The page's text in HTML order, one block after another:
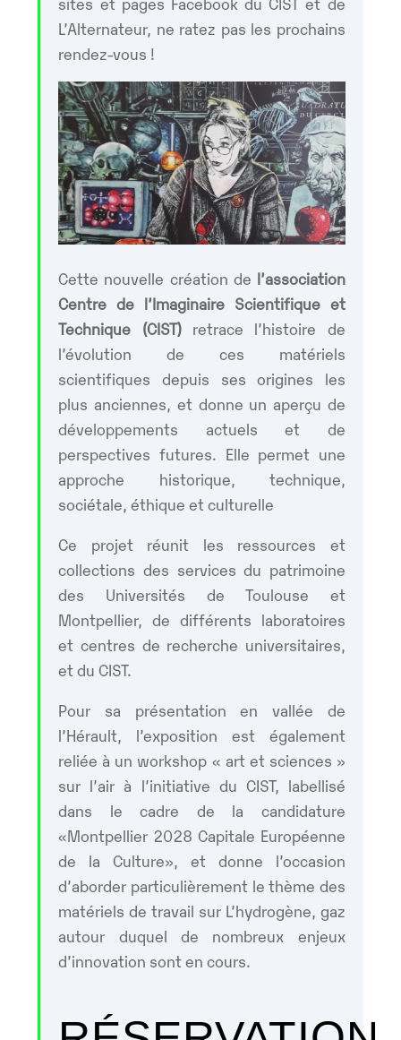
L’Alternateur, ne ratez pas les prochains
rendez-vous !
Cette nouvelle création de l’association
Centre de l’Imaginaire Scientifique et
Technique (CIST)retrace l’histoire de
l’évolution de ces matériels
scientifiques depuis ses origines les
plus anciennes, et donne un aperçu de
développements actuels et de
perspectives futures. Elle permet une
approche historique, technique,
sociétale, éthique et culturelle
Ce projet réunit les ressources et
collections des services du patrimoine
des Universités de Toulouse et
Montpellier, de différents laboratoires
et centres de recherche universitaires,
et du CIST.
Pour sa présentation en vallée de
l’Hérault, l’exposition est également
reliée à un workshop « art et sciences »
sur l’air à l’initiative du CIST, labellisé
dans le cadre de la candidature
«Montpellier 2028 Capitale Européenne
de la Culture», et donne l’occasion
d’aborder particulièrement le thème des
matériels de travail sur L’hydrogène, gaz
autour duquel de nombreux enjeux
d’innovation sont en cours.